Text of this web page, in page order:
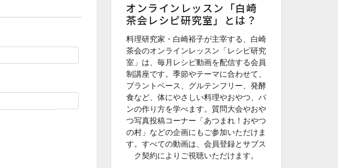
オンラインレッスン「白崎
茶会レシピ研究室」とは？
料理研究家・白崎裕子が主宰する、白崎
茶会のオンラインレッスン「レシピ研究
室」は、毎月レシピ動画を配信する会員
制講座です。季節やテーマに合わせて、
プラントベース、グルテンフリー、発酵
食など、体にやさしい料理やおやつ、パ
ンの作り方を学べます。質問大会やおや
つ写真投稿コーナー「あつまれ！おやつ
の村」などの企画にもご参加いただけま
す。すべての動画は、会員登録とサブス
ク契約によりご視聴いただけます。